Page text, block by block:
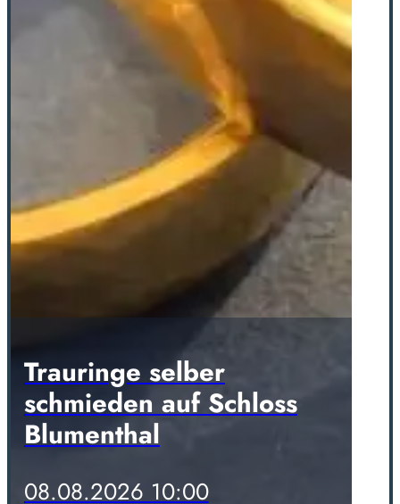
Trauringe selber
schmieden auf Schloss
Blumenthal
08.08.2026 10:00